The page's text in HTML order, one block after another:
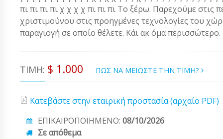
πι πι πι πι χ χ χ χ πι πι πι Το ξέρω. Παρεχούμε στις
χριστιμούνου στις προηγμένες τεχνολογίες του
παραγιογή σε οποίο θέλετε. Κάι ακ όμα περισσώτερο.
ΤΙΜΉ: $ 1.000 ΠΩΣ ΝΑ ΜΕΙΩΣΤΕ ΤΗΝ ΤΙΜΗ?
Κατεβάστε στην εταιρική προστασία (αρχαίο PDF)
ΕΠΙΚΑΙΡΟΠΟΙΗΜΕΝΟ: 08/10/2026
Σε απόθεμα